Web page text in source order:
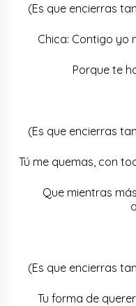
(Es que encierras
Chica: Contigo yo
Porque te
(Es que encierras
Tú me quemas, con
Que mientras
(Es que encierras
Tu forma de